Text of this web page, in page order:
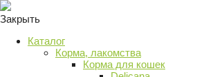
Закрыть
Каталог
Корма, лакомства
Корма для кошек